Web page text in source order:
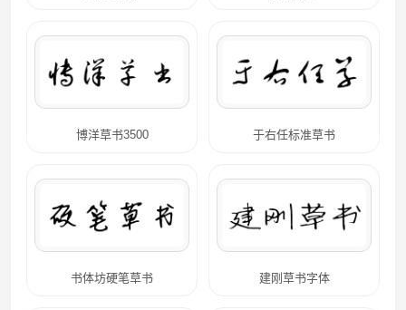
博洋草书3500 于右任标准草书
书体坊硬笔草书 建刚草书字体